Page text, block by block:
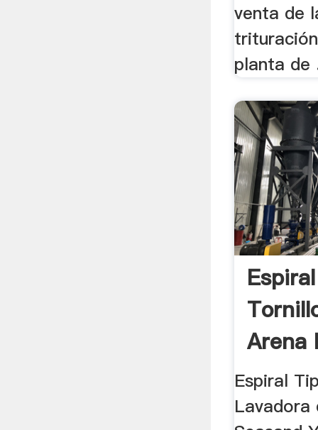
venta de
planta de
Arena
Espiral
Lavadora